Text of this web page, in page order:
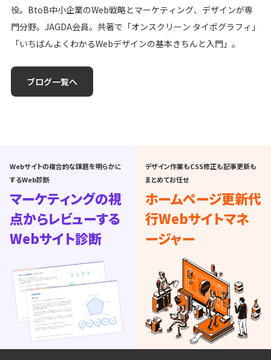
役。BtoB中小企業のWeb戦略とマーケティング、デザインが専
門分野。JAGDA会員。共著で「オンスクリーン タイポグラフィ」
「いちばんよくわかるWebデザインの基本きちんと入門」。
ブログ一覧へ
Webサイトの複合的な課題を明らかに
するWeb診断
マーケティングの視
点からレビューする
Webサイト診断
デザイン作業もCSS修正も記事更新も
まとめてお任せ
ホームページ更新代
行Webサイトマネ
ージャー